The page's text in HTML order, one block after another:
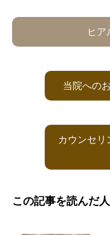
ヒア
当院への
カウンセリ
この記事を読んだ